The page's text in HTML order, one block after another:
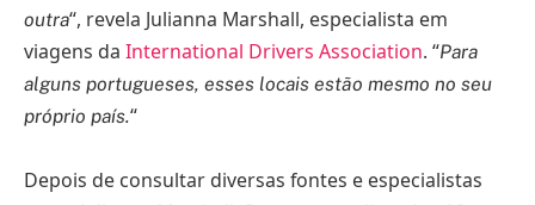
outra“, revela Julianna Marshall, especialista em
viagens da International Drivers Association. “Para
alguns portugueses, esses locais estão mesmo no seu
próprio país.“
Depois de consultar diversas fontes e especialistas